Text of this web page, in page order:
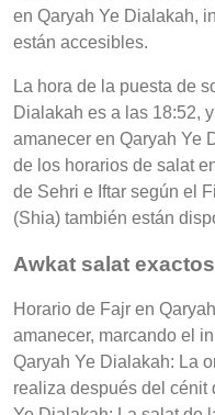
en Qaryah Ye Dialakah,
están accesibles.
La hora de la puesta de
Dialakah es a las 18:52,
amanecer en Qaryah Ye
de los horarios de salat
de Sehri e Iftar según el
(Shia) también están
Awkat salat
Horario de Fajr en
amanecer, marcando el
Qaryah Ye Dialakah: La
realiza después del cénit